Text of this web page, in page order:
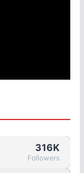
316K
Followers